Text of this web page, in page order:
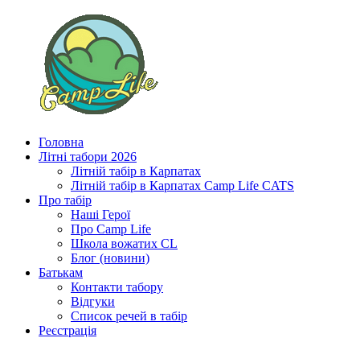
Головна
Літні табори 2026
Літній табір в Карпатах
Літній табір в Карпатах Сamp Life CATS
Про табір
Наші Герої
Про Camp Life
Школа вожатих CL
Блог (новини)
Батькам
Контакти табору
Відгуки
Список речей в табір
Реєстрація